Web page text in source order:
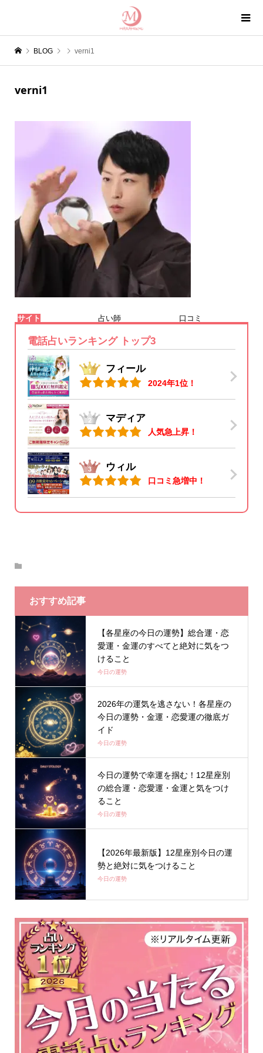
BLOG verni1
verni1
サイト 占い師 口コミ
電話占いランキング トップ3
フィール
2024年1位！
マディア
人気急上昇！
ウィル
口コミ急増中！
おすすめ記事
【各星座の今日の運勢】総合運・恋
愛運・金運のすべてと絶対に気をつ
けること
今日の運勢
2026年の運気を逃さない！各星座の
今日の運勢・金運・恋愛運の徹底ガ
イド
今日の運勢
今日の運勢で幸運を掴む！12星座別
の総合運・恋愛運・金運と気をつけ
ること
今日の運勢
【2026年最新版】12星座別今日の運
勢と絶対に気をつけること
今日の運勢